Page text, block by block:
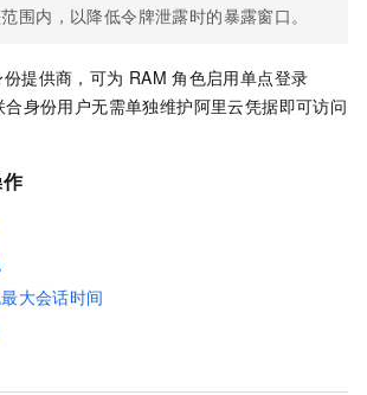
围内，以降低令牌泄露时的暴露窗口。
提供商，可为 RAM 角色启用单点登录
合身份用户无需单独维护阿里云凭据即可访问
大会话时间